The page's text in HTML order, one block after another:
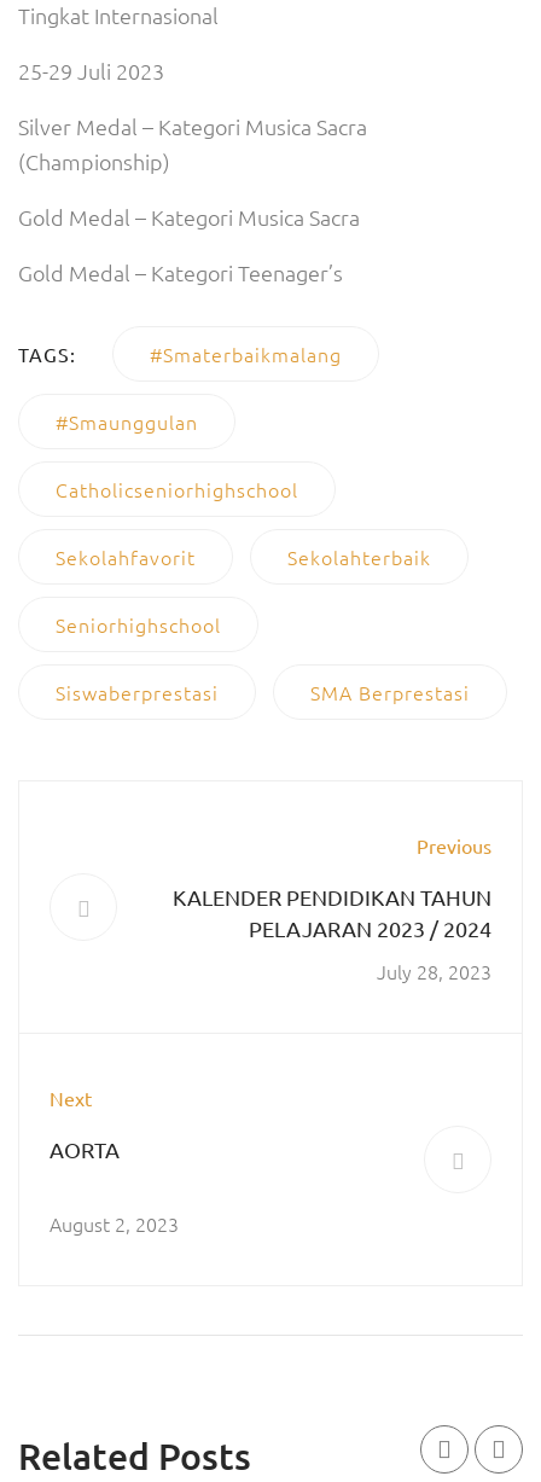
Tingkat Internasional
25-29 Juli 2023
Silver Medal – Kategori Musica Sacra
(Championship)
Gold Medal – Kategori Musica Sacra
Gold Medal – Kategori Teenager’s
TAGS: #smaterbaikmalang
#smaunggulan
Catholicseniorhighschool
Sekolahfavorit Sekolahterbaik
Seniorhighschool
Siswaberprestasi SMA Berprestasi
Previous
KALENDER PENDIDIKAN TAHUN
PELAJARAN 2023 / 2024
July 28, 2023
Next
AORTA
August 2, 2023
Related Posts